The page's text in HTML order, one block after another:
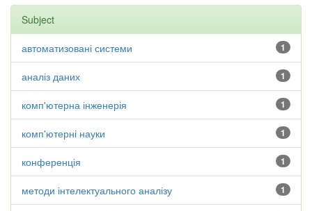
Subject
1
автоматизовані системи
1
аналіз даних
1
комп'ютерна інженерія
1
комп'ютерні науки
1
конференція
1
методи інтелектуального аналізу